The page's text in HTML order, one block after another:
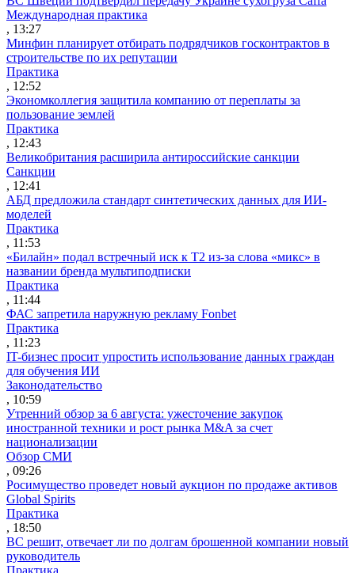
Международная практика
, 13:27
Минфин планирует отбирать подрядчиков госконтрактов в
строительстве по их репутации
Практика
, 12:52
Экономколлегия защитила компанию от переплаты за
пользование землей
Практика
, 12:43
Великобритания расширила антироссийские санкции
Санкции
, 12:41
АБД предложила стандарт синтетических данных для ИИ-
моделей
Практика
, 11:53
«Билайн» подал встречный иск к Т2 из-за слова «микс» в
названии бренда мультиподписки
Практика
, 11:44
ФАС запретила наружную рекламу Fonbet
Практика
, 11:23
IT-бизнес просит упростить использование данных граждан
для обучения ИИ
Законодательство
, 10:59
Утренний обзор за 6 августа: ужесточение закупок
иностранной техники и рост рынка M&A за счет
национализации
Обзор СМИ
, 09:26
Росимущество проведет новый аукцион по продаже активов
Global Spirits
Практика
, 18:50
ВС решит, отвечает ли по долгам брошенной компании новый
руководитель
Практика